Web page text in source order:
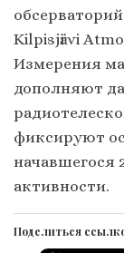
Kilpisjӓrvi
Измерения
дополняют
фиксируют
начавшегося
активности.
Поделиться